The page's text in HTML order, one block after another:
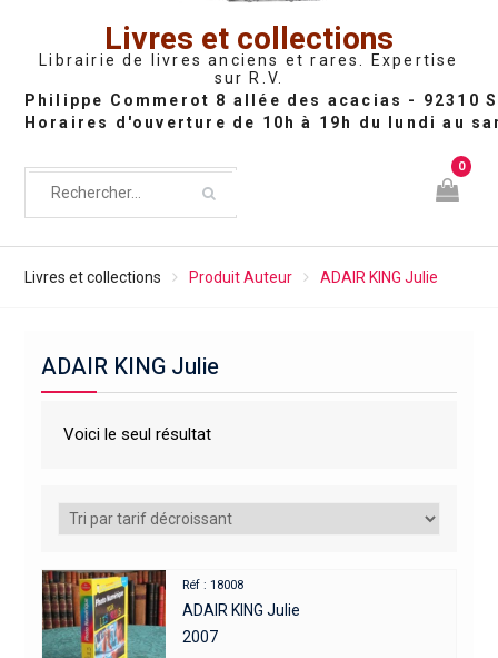
Livres et collections
Librairie de livres anciens et rares. Expertise
sur R.V.
0
Livres et collections Produit Auteur ADAIR KING Julie
ADAIR KING Julie
Voici le seul résultat
Réf : 18008
ADAIR KING Julie
2007